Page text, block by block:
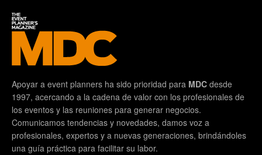
Apoyar a event planners ha sido prioridad para MDC desde
1997, acercando a la cadena de valor con los profesionales de
los eventos y las reuniones para generar negocios.
Comunicamos tendencias y novedades, damos voz a
profesionales, expertos y a nuevas generaciones, brindándoles
una guía práctica para facilitar su labor.